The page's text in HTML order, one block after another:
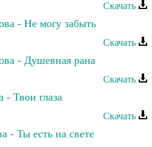
Скачать
- Не могу забыть
Скачать
- Душевная рана
Скачать
- Твои глаза
Скачать
- Ты есть на свете